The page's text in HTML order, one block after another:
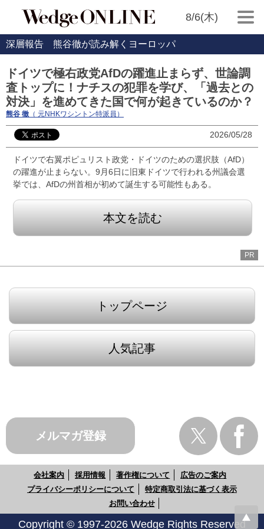
8/6(木)
深層報告 熊谷徹が読み解くヨーロッパ
ドイツで極右政党AfDの躍進止まらず、世論調
査トップに！ナチスの犯罪を学び、「過去との
対決」を進めてきた国で何が起きているのか？
熊谷 徹 （ 元NHKワシントン特派員）
2026/05/28
ドイツで右翼ポピュリスト政党・ドイツのための選択肢（AfD）
の躍進が止まらない。9月6日に旧東ドイツで行われる州議会選
挙では、AfDの州首相が初めて誕生する可能性もある。
本文を読む
PR
トップページ
人気記事
メルマガ登録
会社案内 採用情報 著作権について
広告のご案内
プライバシーポリシーについて
特定商取引法に基づく表示
お問い合わせ
Copyright © 1997-2026 Wedge Rights Reserved